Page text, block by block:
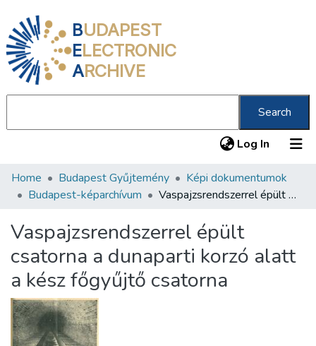
BUDAPEST
ELECTRONIC
ARCHIVE
Search
Log In (current)
Communities & Collections
Statistics
About us
Home Budapest Gyűjtemény
Képi dokumentumok
Budapest-képarchívum
Vaspajzsrendszerrel épült csatorna a dunaparti korzó alatt a kész főgyűjtő csatorna
Vaspajzsrendszerrel épült
csatorna a dunaparti korzó alatt
a kész főgyűjtő csatorna